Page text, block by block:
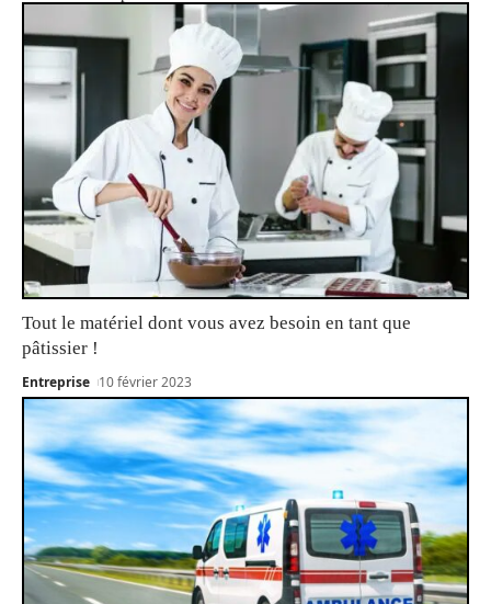
Tout le matériel dont vous avez besoin en tant que
pâtissier !
Entreprise 10 février 2023